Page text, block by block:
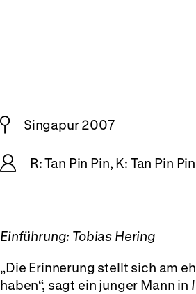
Singapur 2007
R: Tan Pin Pin, K: Tan Pin
Einführung: Tobias Hering
„Die Erinnerung stellt sich am
haben“, sagt ein junger Mann in